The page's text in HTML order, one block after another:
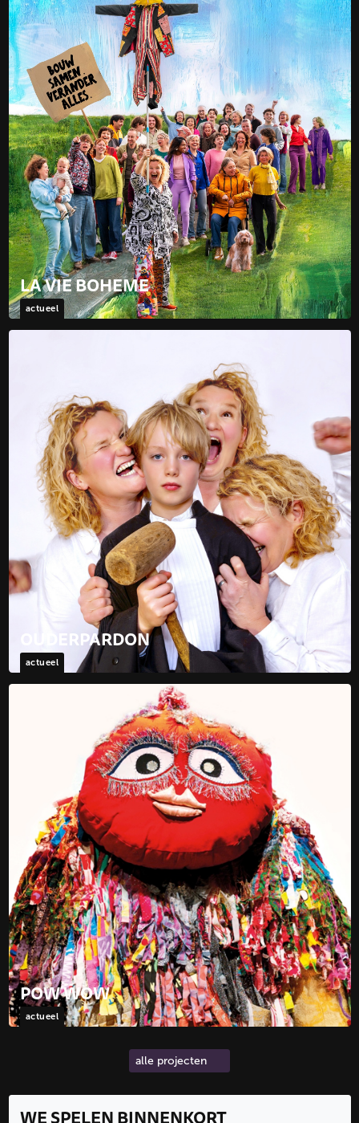
LA VIE BOHEME
actueel
WE SPELEN BINNENKORT
OUDERPARDON
actueel
POW WOW
actueel
alle projecten